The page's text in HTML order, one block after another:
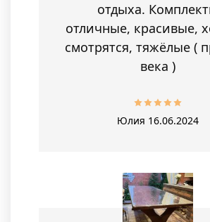
отдыха.
отличные, красивые,
смотрятся, тяжёлые (
века )
Юлия 16.06.2024